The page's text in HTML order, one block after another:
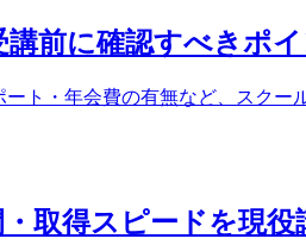
前に確認すべきポ
ト・年会費の有無など、スク
取得スピードを現役